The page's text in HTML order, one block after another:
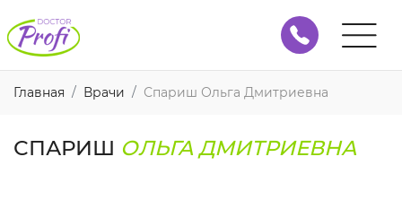
Главная Врачи Спариш Ольга Дмитриевна
СПАРИШ ОЛЬГА ДМИТРИЕВНА